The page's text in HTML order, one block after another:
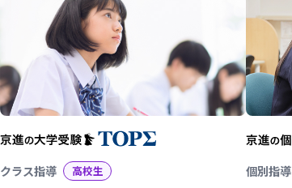
クラス指導 高校生 個別指導